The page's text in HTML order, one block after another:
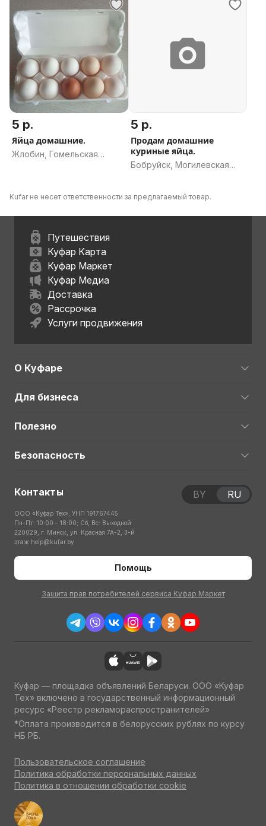
5 р.
Яйца домашние.
Жлобин, Гомельская
5 р.
Продам домашние
куриные яйца.
Бобруйск, Могилевская
Kufar не несет ответственности за предлагаемый товар.
Путешествия
Куфар Карта
Куфар Маркет
Куфар Медиа
Доставка
Рассрочка
Услуги продвижения
О Куфаре
Для бизнеса
Полезно
Безопасность
Контакты
ООО «Куфар Тех», УНП 191767445
Пн-Пт: 10:00 – 18:00; Сб, Вс: Выходной
220029, г. Минск, ул. Красная 7А-2, 3-й
этаж help@kufar.by
Помощь
Защита прав потребителей сервиса Куфар Маркет
BY RU
Куфар — площадка объявлений Беларуси. ООО «Куфар
Тех» включено в государственный информационный
ресурс «Реестр рекламораспространителей»
*Оплата производится в белорусских рублях по курсу
НБ РБ.
Пользовательское соглашение
Политика обработки персональных данных
Политика в отношении обработки cookie